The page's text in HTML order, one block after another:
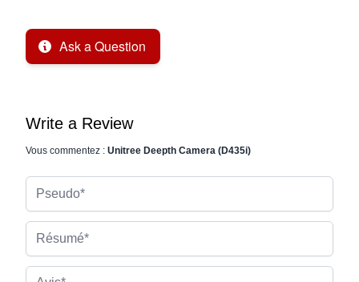
Ask a Question
Write a Review
Vous commentez : Unitree Deepth Camera (D435i)
Résumé
Avis